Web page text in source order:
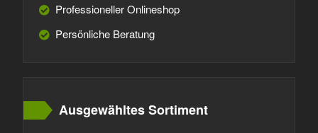
Professioneller Onlineshop
Persönliche Beratung
Ausgewähltes Sortiment